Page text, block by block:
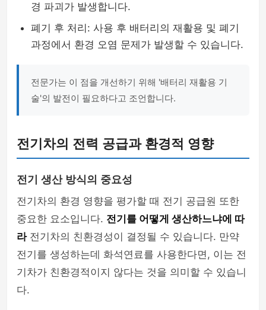
경 파괴가 발생합니다.
폐기 후 처리: 사용 후 배터리의 재활용 및 폐기
과정에서 환경 오염 문제가 발생할 수 있습니다.
전문가는 이 점을 개선하기 위해 '배터리 재활용 기
술'의 발전이 필요하다고 조언합니다.
전기차의 전력 공급과 환경적 영향
전기 생산 방식의 중요성
전기차의 환경 영향을 평가할 때 전기 공급원 또한
중요한 요소입니다. 전기를 어떻게 생산하느냐에 따
라전기차의 친환경성이 결정될 수 있습니다. 만약
전기를 생성하는데 화석연료를 사용한다면, 이는 전
기차가 친환경적이지 않다는 것을 의미할 수 있습니
다.